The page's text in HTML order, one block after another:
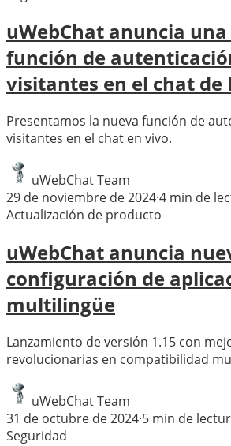
uWebChat anuncia
función de
visitantes en el chat de
Presentamos la nueva función de
visitantes en el chat en vivo.
uWebChat Team
29 de noviembre de 2024·4 min de
Actualización de producto
uWebChat anuncia
configuración de
multilingüe
Lanzamiento de versión 1.15 con
revolucionarias en compatibilidad
uWebChat Team
31 de octubre de 2024·5 min de
Seguridad